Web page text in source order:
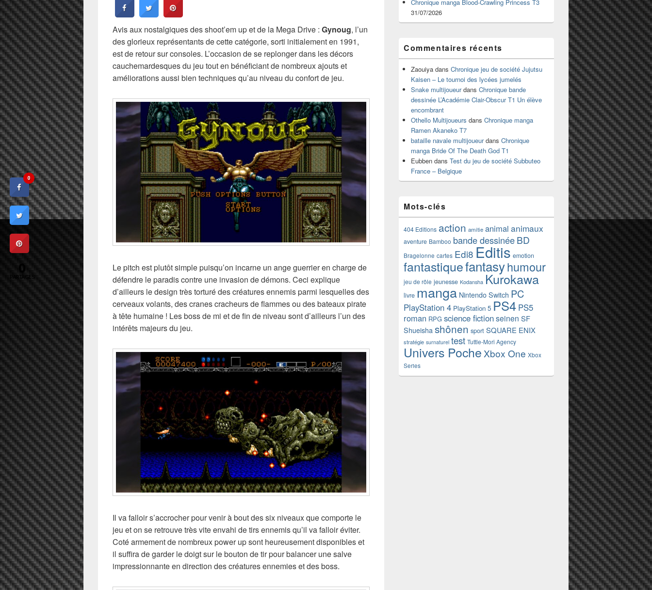
Avis aux nostalgiques des shoot’em up et de la Mega Drive : Gynoug, l’un
des glorieux représentants de cette catégorie, sorti initialement en 1991,
est de retour sur consoles. L’occasion de se replonger dans les décors
cauchemardesques du jeu tout en bénéficiant de nombreux ajouts et
améliorations aussi bien techniques qu’au niveau du confort de jeu.
Le pitch est plutôt simple puisqu’on incarne un ange guerrier en charge de
défendre le paradis contre une invasion de démons. Ceci explique
d’ailleurs le design très torturé des créatures ennemis parmi lesquelles des
cerveaux volants, des cranes cracheurs de flammes ou des bateaux pirate
à tête humaine ! Les boss de mi et de fin de niveau sont d’ailleurs l’un des
intérêts majeurs du jeu.
Il va falloir s’accrocher pour venir à bout des six niveaux que comporte le
jeu et on se retrouve très vite envahi de tirs ennemis qu’il va falloir éviter.
Coté armement de nombreux power up sont heureusement disponibles et
il suffira de garder le doigt sur le bouton de tir pour balancer une salve
impressionnante en direction des créatures ennemies et des boss.
Chronique manga Blood-Crawling Princess T3
31/07/2026
Commentaires récents
Zaouiya dans Chronique jeu de société Jujutsu
Kaisen – Le tournoi des lycées jumelés
Snake multijoueurdans Chronique bande
dessinée L’Académie Clair-Obscur T1 Un élève
encombrant
Othello Multijoueurs dans Chronique manga
Ramen Akaneko T7
bataille navale multijoueurdans Chronique
manga Bride Of The Death God T1
Eubben dans Test du jeu de société Subbuteo
France – Belgique
Mots-clés
404 Editions action amitie animal animaux
aventure Bamboo bande dessinéeBD
Bragelonne cartes Edi8 Editis emotion
fantastiquefantasyhumour
jeu de rôle jeunesse Kodansha Kurokawa
livre manga Nintendo Switch PC
PlayStation 4 PlayStation 5 PS4 PS5
roman RPG science fictionseinen SF
Shueisha shônen sport SQUARE ENIX
stratégie surnaturel test Tuttle-Mori Agency
Univers Poche Xbox One Xbox
Series
0
0
PARTAGES